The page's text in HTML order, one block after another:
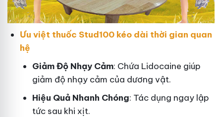
Ưu việt thuốc Stud100 kéo dài thời gian quan
hệ
Giảm Độ Nhạy Cảm: Chứa Lidocaine giúp
giảm độ nhạy cảm của dương vật.
Hiệu Quả Nhanh Chóng: Tác dụng ngay lập
tức sau khi xịt.